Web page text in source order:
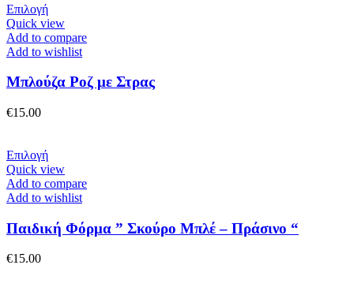
επιλεγούν
στη
σελίδα
του
προϊόντος
ΕπιλογήΑυτό
το
προϊόν
έχει
παραλλαγές.
Οι
στη
σελίδα
του
προϊόντος
Quick view
Add to compare
Add to wishlist
Μπλούζα Ροζ με Στρας
€15.00
ΕπιλογήΑυτό
το
προϊόν
έχει
παραλλαγές.
Οι
Quick view
Add to compare
Add to wishlist
Παιδική Φόρμα ” Σκούρο Μπλέ – Πράσινο “
€15.00